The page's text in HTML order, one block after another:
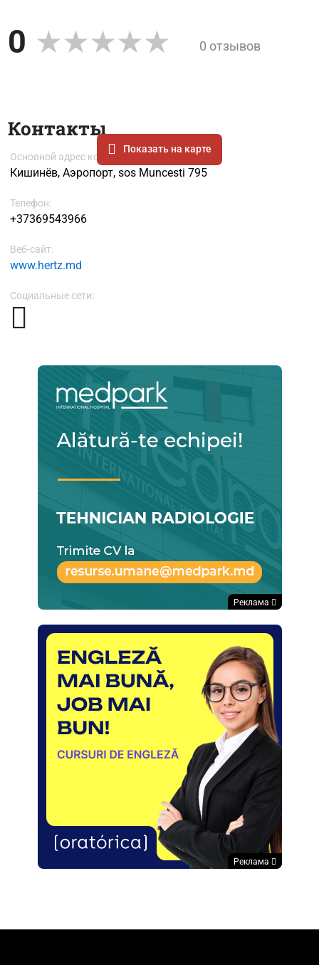
0 0 отзывов
Контакты
Показать на карте
Основной адрес компании
Кишинёв, Аэропорт, sos Muncesti 795
Телефон:
+37369543966
Веб-сайт:
www.hertz.md
Социальные сети:
Реклама
Реклама